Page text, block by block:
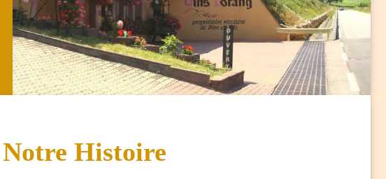
Notre Histoire